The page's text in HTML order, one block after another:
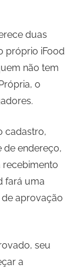
duas
próprio iFood
não tem
o
cadastro,
endereço,
recebimento
fará uma
aprovação
seu
a